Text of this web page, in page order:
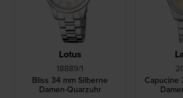
Lotus
18889/1
Bliss 34 mm Silberne
Damen-Quarzuhr
Capucine